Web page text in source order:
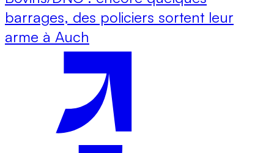
barrages, des policiers sortent leur
arme à Auch